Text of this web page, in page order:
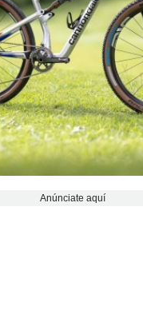
Anúnciate aquí